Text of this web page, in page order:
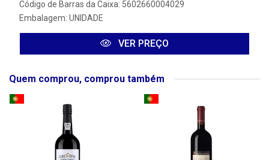
Código de Barras da Caixa: 5602660004029
Embalagem: UNIDADE
VER PREÇO
Quem comprou, comprou também